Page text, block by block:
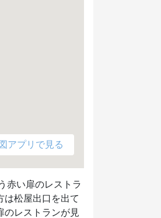
アプリで見る
赤い扉のレストラ
は松屋出口を出て
のレストランが見